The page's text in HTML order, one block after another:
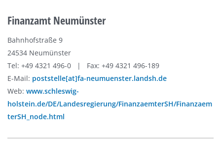
Finanzamt Neumünster
Bahnhofstraße 9
24534 Neumünster
Tel: +49 4321 496-0 | Fax: +49 4321 496-189
E-Mail: poststelle[at]fa-neumuenster.landsh.de
Web: www.schleswig-
holstein.de/DE/Landesregierung/FinanzaemterSH/Finanzaem
terSH_node.html